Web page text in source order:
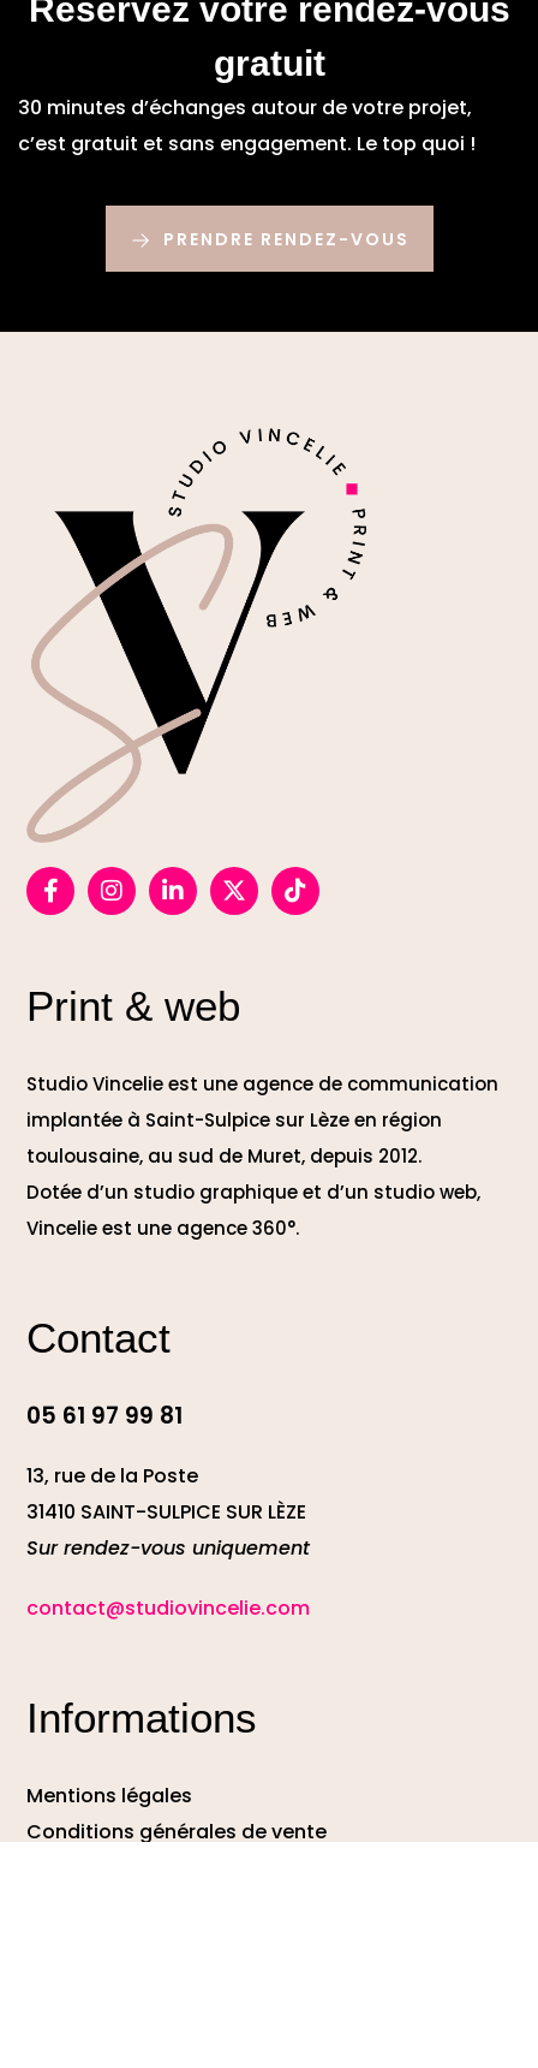
Réservez votre rendez-vous
gratuit
30 minutes d’échanges autour de votre projet,
c’est gratuit et sans engagement. Le top quoi !
PRENDRE RENDEZ-VOUS
Print & web
Studio Vincelie est une agence de communication
implantée à Saint-Sulpice sur Lèze en région
toulousaine, au sud de Muret, depuis 2012.
Dotée d’un studio graphique et d’un studio web,
Vincelie est une agence 360°.
Contact
05 61 97 99 81
13, rue de la Poste
31410 SAINT-SULPICE SUR LÈZE
Sur rendez-vous uniquement
contact@studiovincelie.com
Informations
Mentions légales
Conditions générales de vente